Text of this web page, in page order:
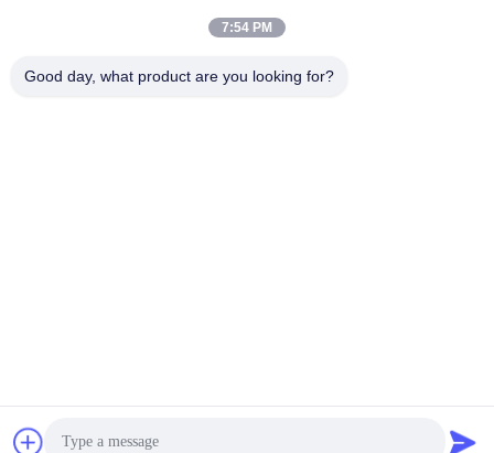
Snel contact
7:54 PM
Good day, what product are you looking for?